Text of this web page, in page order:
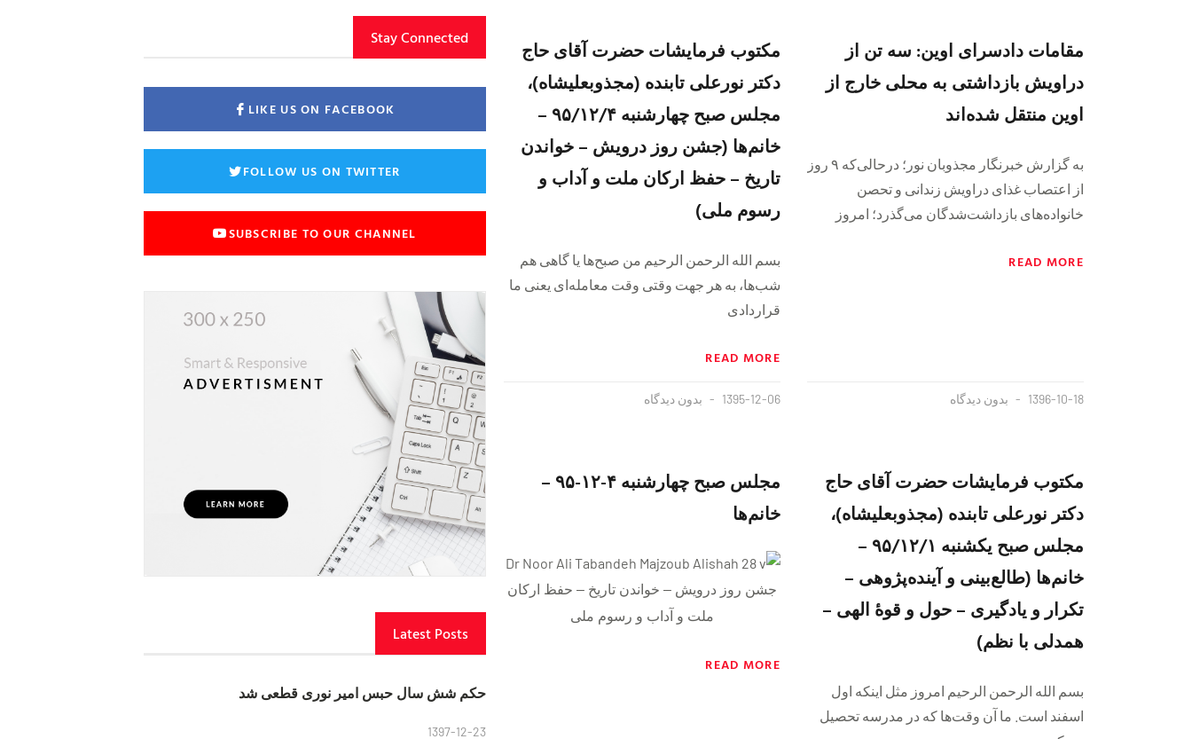
مقامات دادسرای اوین: سه تن از
دراویش بازداشتی به محلی خارج از
اوین منتقل شده‌اند
به گزارش خبرنگار مجذوبان نور؛ درحالی‌‌که ٩ روز
از اعتصاب غذای دراویش زندانی و تحصن
خانواده‌های بازداشت‌شدگان می‌گذرد؛ امروز
READ MORE
1396-10-18 بدون دیدگاه
مکتوب فرمایشات حضرت آقای حاج
دکتر نورعلی تابنده (مجذوبعلیشاه)،
مجلس صبح چهارشنبه ۹۵/۱۲/۴ –
خانم‌ها (جشن روز درویش – خواندن
تاریخ – حفظ ارکان ملت و آداب و
رسوم ملی)
بسم الله الرحمن الرحیم من صبح‌ها یا گاهی هم
شب‌ها، به هر جهت وقتی وقت معامله‌ای یعنی ما
قراردادی
READ MORE
1395-12-06 بدون دیدگاه
مکتوب فرمایشات حضرت آقای حاج
دکتر نورعلی تابنده (مجذوبعلیشاه)،
مجلس صبح یکشنبه ۹۵/۱۲/۱ –
خانم‌ها (طالع‌بینی و آینده‌پژوهی –
تکرار و یادگیری – حول و قوهٔ الهی –
همدلی با نظم)
بسم الله الرحمن الرحیم امروز مثل اینکه اول
اسفند است. ما آن وقت‌ها که در مدرسه تحصیل
مجلس صبح چهارشنبه ۴-١٢-٩۵ –
خانم‌ها
جشن روز درویش – خواندن تاریخ – حفظ ارکان
ملت و آداب و رسوم ملی
READ MORE
Stay Connected
LIKE US ON FACEBOOK
FOLLOW US ON TWITTER
SUBSCRIBE TO OUR CHANNEL
Latest Posts
حکم شش سال حبس امیر نوری قطعی شد
1397-12-23